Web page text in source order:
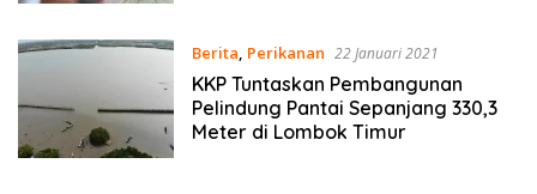
Berita, Perikanan 22 Januari 2021
KKP Tuntaskan Pembangunan
Pelindung Pantai Sepanjang 330,3
Meter di Lombok Timur